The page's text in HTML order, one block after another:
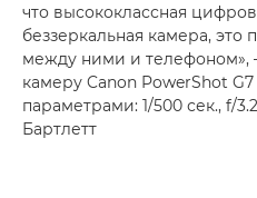
что высококлассная
беззеркальная камера, это
между ними и телефоном»,
камеру Canon PowerShot
параметрами: 1/500 сек., f/
Бартлетт